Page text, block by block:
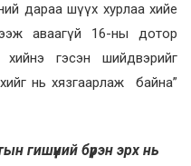
дараа шүүх хурлаа хийе
аваагүй 16-ны дотор
гэсэн шийдвэрийг
нь хязгаарлаж байна”
гишүүний бүрэн эрх нь